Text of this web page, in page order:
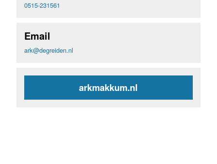
0515-231561
Email
ark@degreiden.nl
arkmakkum.nl